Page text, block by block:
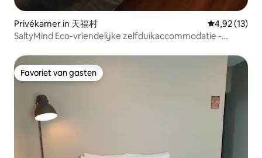
Privékamer in 天福村 Gemiddelde
4,92 (13)
SaltyMind Eco-vriendelijke zelfduikaccommodatie -
Favoriet van gasten
Favoriet van gasten